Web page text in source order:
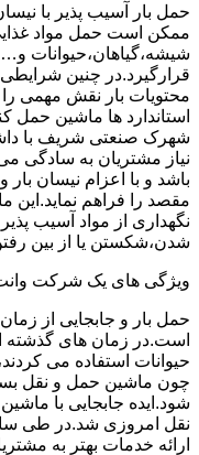
حمل بار آسیب پذیر با
ممکن است حمل مواد
شیشه،گیاهان،حیوانات
قرارگیرد.در چنین
محتویات بار نقش مهمی را
استاندارد ها ماشین حمل
شهرک صنعتی شریف با
نیاز مشتریان به سادگی
باشد و با اعزام نیسان بار
مقصد را فراهم نماید.این
نگهداری از مواد آسیب
شدن،شکستن یا از بین رفتن
ویژگی های یک شرکت
حمل بار و جابجایی از
است.در زمان های گذشته
حیوانات استفاده می
چون ماشین حمل و نقل
شود.ایده جابجایی با
نقل امروزی شد.در طی
ارائه خدمات بهتر به